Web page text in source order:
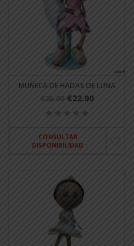
MUÑECA DE HADAS DE LUNA
€25.00 €22.00
CONSULTAR
DISPONIBILIDAD